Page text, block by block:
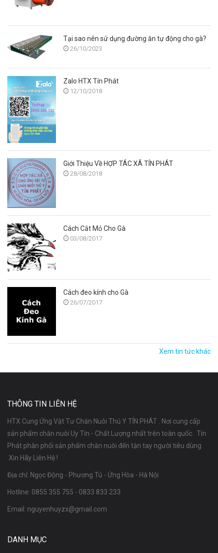
Tại sao nên sử dụng đường ăn tự động cho gà?
26/10/2023
Zalo HTX Tín Phát
12/10/2018
Giới Thiệu Về HỢP TÁC XÃ TÍN PHÁT
28/08/2018
Cách Cắt Mỏ Cho Gà
03/08/2017
Cách đeo kính cho Gà
26/07/2017
Xem tin tức khác
THÔNG TIN LIÊN HỆ
HTX Cung Ứng Vật Tư Chăn Nuôi Thú Y TÍN PHÁT . Nơi cung cấp
sản phẩm chăn nuôi Uy Tín - Chất Lượng nhất trên toàn quốc . Tín
Phát phân phối sản phẩm chăn nuôi đến tận tay người tiêu dùng
.Xin Hãy Liên Hệ !
Địa chỉ: Ngọc Động - Phương Tú - Ứng Hòa - Hà Nội
Hotline: 0855 355 755 - 0833 833 233
Email: nguyenhuyzx@gmail.com
DANH MỤC